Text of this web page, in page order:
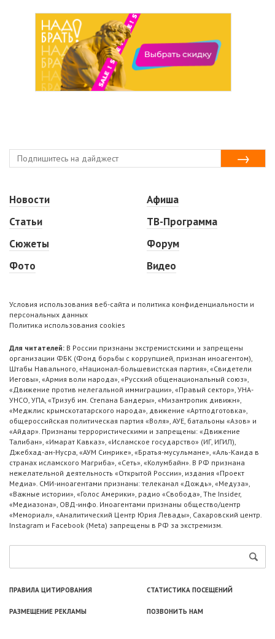
Новости
Статьи
Сюжеты
Фото
Афиша
ТВ-Программа
Форум
Видео
Условия использования веб-сайта и политика конфиденциальности и
персональных данных
Политика использования cookies
Для читателей: В России признаны экстремистскими и запрещены
организации ФБК (Фонд борьбы с коррупцией, признан иноагентом),
Штабы Навального, «Национал-большевистская партия», «Свидетели
Иеговы», «Армия воли народа», «Русский общенациональный союз»,
«Движение против нелегальной иммиграции», «Правый сектор», УНА-
УНСО, УПА, «Тризуб им. Степана Бандеры», «Мизантропик дивижн»,
«Меджлис крымскотатарского народа», движение «Артподготовка»,
общероссийская политическая партия «Воля», АУЕ, батальоны «Азов» и
«Айдар». Признаны террористическими и запрещены: «Движение
Талибан», «Имарат Кавказ», «Исламское государство» (ИГ, ИГИЛ),
Джебхад-ан-Нусра, «АУМ Синрике», «Братья-мусульмане», «Аль-Каида в
странах исламского Магриба», «Сеть», «Колумбайн». В РФ признана
нежелательной деятельность «Открытой России», издания «Проект
Медиа». СМИ-иноагентами признаны: телеканал «Дождь», «Медуза»,
«Важные истории», «Голос Америки», радио «Свобода», The Insider,
«Медиазона», ОВД-инфо. Иноагентами признаны общество/центр
«Мемориал», «Аналитический Центр Юрия Левады», Сахаровский центр.
Instagram и Facebook (Metа) запрещены в РФ за экстремизм.
ПРАВИЛА ЦИТИРОВАНИЯ СТАТИСТИКА ПОСЕЩЕНИЙ
РАЗМЕЩЕНИЕ РЕКЛАМЫ ПОЗВОНИТЬ НАМ